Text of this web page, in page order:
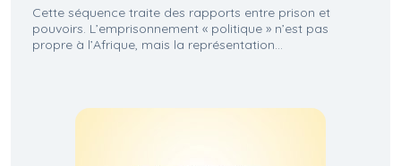
Cette séquence traite des rapports entre prison et
pouvoirs. L’emprisonnement « politique » n’est pas
propre à l’Afrique, mais la représentation...